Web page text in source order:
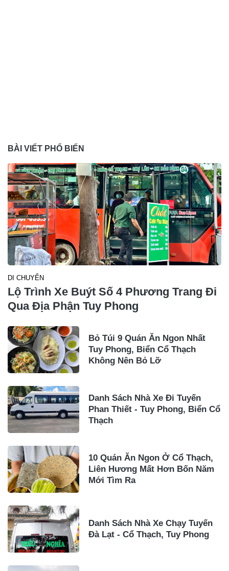
BÀI VIẾT PHỔ BIẾN
DI CHUYỂN
Lộ Trình Xe Buýt Số 4 Phương Trang Đi
Qua Địa Phận Tuy Phong
Bỏ Túi 9 Quán Ăn Ngon Nhất
Tuy Phong, Biển Cổ Thạch
Không Nên Bỏ Lỡ
Danh Sách Nhà Xe Đi Tuyến
Phan Thiết - Tuy Phong, Biển Cổ
Thạch
10 Quán Ăn Ngon Ở Cổ Thạch,
Liên Hương Mất Hơn Bốn Năm
Mới Tìm Ra
Danh Sách Nhà Xe Chạy Tuyến
Đà Lạt - Cổ Thạch, Tuy Phong